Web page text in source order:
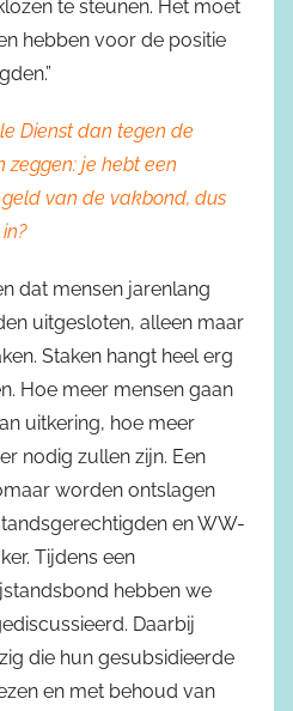
te steunen. Het moet
hebben voor de positie
Dienst dan tegen de
je hebt een
van de vakbond, dus
dat mensen jarenlang
uitgesloten, alleen maar
Staken hangt heel erg
Hoe meer mensen gaan
uitkering, hoe meer
nodig zullen zijn. Een
worden ontslagen
en WW-
Tijdens een
hebben we
Daarbij
die hun gesubsidieerde
en met behoud van